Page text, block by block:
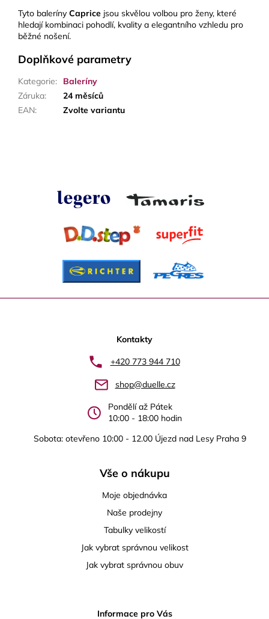
Tyto baleríny Caprice jsou skvělou volbou pro ženy, které
hledají kombinaci pohodlí, kvality a elegantního vzhledu pro
běžné nošení.
Doplňkové parametry
Kategorie:
Baleríny
Záruka:
24 měsíců
EAN: Zvolte variantu
Kontakty
+420 773 944 710
shop@duelle.cz
Pondělí až Pátek
10:00 - 18:00 hodin
Sobota: otevřeno 10:00 - 12.00 Újezd nad Lesy Praha 9
Vše o nákupu
Moje objednávka
Naše prodejny
Tabulky velikostí
Jak vybrat správnou velikost
Jak vybrat správnou obuv
Informace pro Vás